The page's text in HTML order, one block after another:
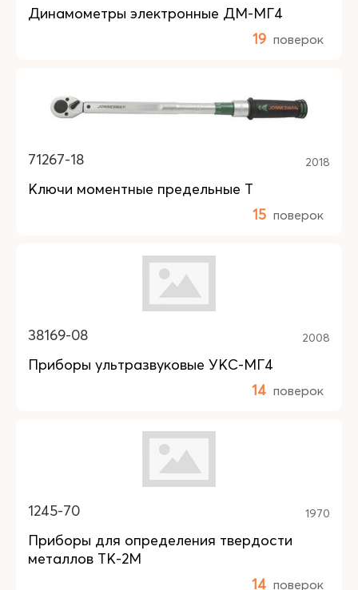
Динамометры электронные ДМ-МГ4
19 поверок
71267-18 2018
Ключи моментные предельные T
15 поверок
38169-08 2008
Приборы ультразвуковые УКС-МГ4
14 поверок
1245-70 1970
Приборы для определения твердости
металлов ТК-2М
14 поверок